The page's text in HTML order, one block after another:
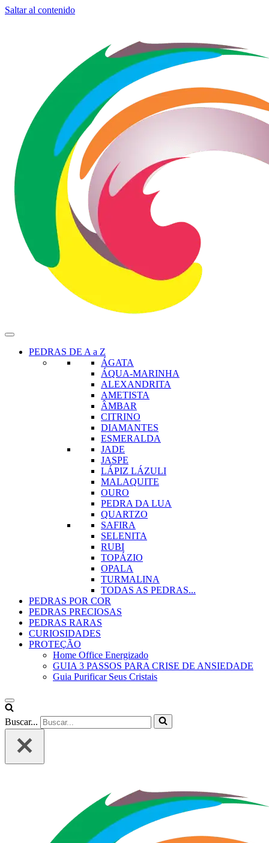
Saltar al contenido
PEDRAS DE A a Z
ÁGATA
ÁQUA-MARINHA
ALEXANDRITA
AMETISTA
ÂMBAR
CITRINO
DIAMANTES
ESMERALDA
JADE
JASPE
LÁPIZ LÁZULI
MALAQUITE
OURO
PEDRA DA LUA
QUARTZO
SAFIRA
SELENITA
RUBI
TOPÁZIO
OPALA
TURMALINA
TODAS AS PEDRAS...
PEDRAS POR COR
PEDRAS PRECIOSAS
PEDRAS RARAS
CURIOSIDADES
PROTEÇÃO
Home Office Energizado
GUIA 3 PASSOS PARA CRISE DE ANSIEDADE
Guia Purificar Seus Cristais
Buscar...